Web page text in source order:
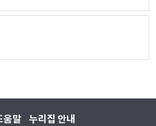
움말 누리집 안내